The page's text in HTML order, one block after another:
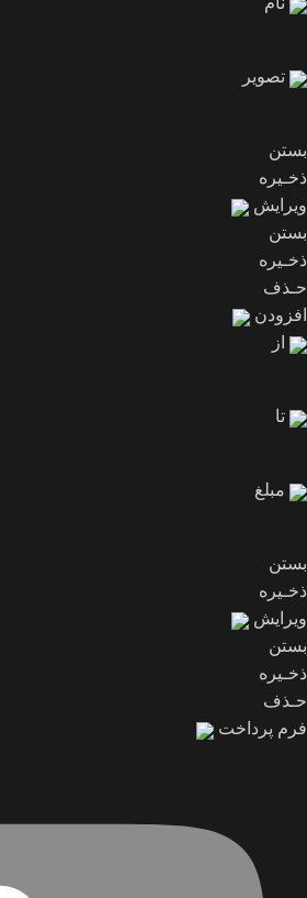
تصویر
بستن
ذخـیره
ویرایش
بستن
ذخـیره
حـذف
افزودن
از
تا
مبلغ
بستن
ذخـیره
ویرایش
بستن
ذخـیره
حـذف
فرم پرداخت